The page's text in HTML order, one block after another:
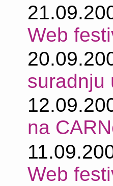
Web
suradnju
na
Web